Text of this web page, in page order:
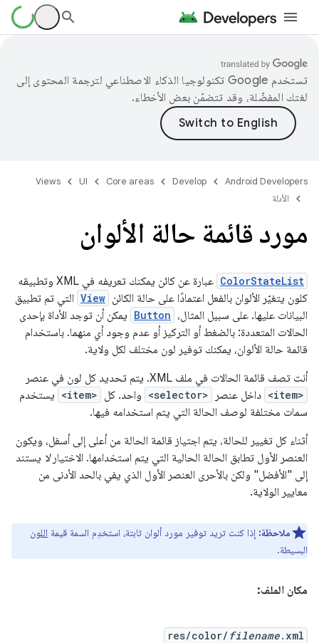
تستخدم Google تكنولوجيا الذكاء الاصطناعي لترجمة المحتوى إلى
لغتك المفضّلة، وقد تتضمّن بعض الأخطاء.
Android Developers
Develop
Core areas
UI
Views
الأدلة
مورد قائمة حالة الألوان
ColorStateList
عبارة عن كائن يمكنك تعريفه في XML وتطبيقه
كلون يتغيّر الألوان بالفعل اعتمادًا على حالة الكائن View التي تم تطبيق
البيانات عليها. على سبيل المثال، Button يمكن أن توجد الأداة بإحدى
الحالات المتعددة: بالضغط أو التركيز أو عدم وجود أي منهما. باستخدام
قائمة حالة الألوان، يمكنك توفير لون مختلف لكل ولاية.
أنت تصف قائمة الحالات في ملف XML. يتم تحديد كل لون في عنصر
<item> داخل عنصر <selector> واحد. كل <item> يستخدم
سمات مختلفة لوصف الحالة التي يتم استخدامه فيها.
أثناء كل تغيير للحالة، يتم اجتياز قائمة الحالة من أعلى إلى أسفل، ويكون
العنصر الأول تطابق الحالة الحالية التي يتم استخدامها. الاختيارلا يستند
إلى "الأفضل" ولكن بالأحرى العنصر الأول الذي يفي بالحد الأدنى من
معايير الولاية.
ملاحظة: إذا كنت تريد توفير مورد ألوان ثابتة، استخدِم السمة قيمة اللون
البسيطة.
مكان الملف:
res/color/ filename.xml